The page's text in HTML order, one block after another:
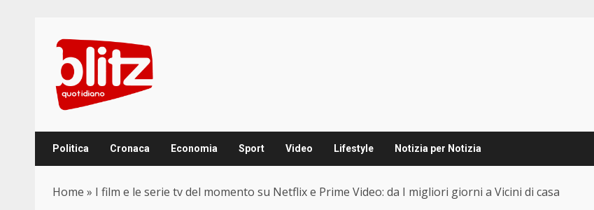
content
Politica Cronaca Economia Sport Video Lifestyle Notizia per Notizia
Home » I film e le serie tv del momento su Netflix e Prime Video: da I migliori giorni a Vicini di casa